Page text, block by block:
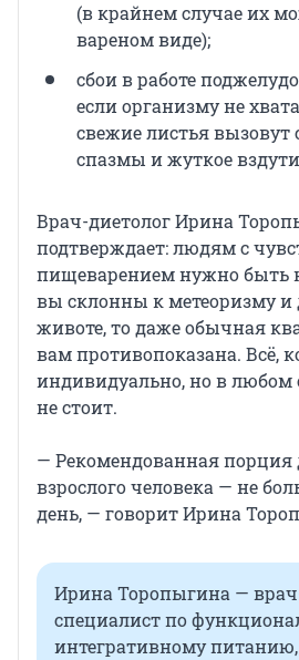
(в крайнем случае их
вареном виде);
сбои в работе
если организму не
свежие листья вызовут
спазмы и жуткое
Врач-диетолог Ирина
подтверждает: людям с
пищеварением нужно быть
вы склонны к метеоризму и
животе, то даже обычная
вам противопоказана. Всё,
индивидуально, но в любом
не стоит.
— Рекомендованная порция
взрослого человека — не
день, — говорит Ирина
Ирина Торопыгина —
специалист по
интегративному